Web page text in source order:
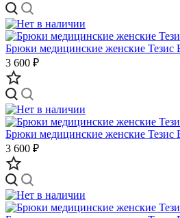
Брюки медицинские женские Тезис
3 600 ₽
Брюки медицинские женские Тезис
3 600 ₽